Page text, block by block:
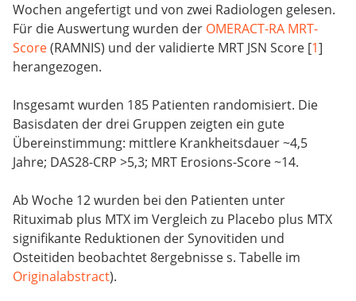
Wochen angefertigt und von zwei Radiologen gelesen.
Für die Auswertung wurden der OMERACT-RA MRT-
Score(RAMNIS) und der validierte MRT JSN Score [1]
herangezogen.
Insgesamt wurden 185 Patienten randomisiert. Die
Basisdaten der drei Gruppen zeigten ein gute
Übereinstimmung: mittlere Krankheitsdauer ~4,5
Jahre; DAS28-CRP >5,3; MRT Erosions-Score ~14.
Ab Woche 12 wurden bei den Patienten unter
Rituximab plus MTX im Vergleich zu Placebo plus MTX
signifikante Reduktionen der Synovitiden und
Osteitiden beobachtet 8ergebnisse s. Tabelle im
Originalabstract).